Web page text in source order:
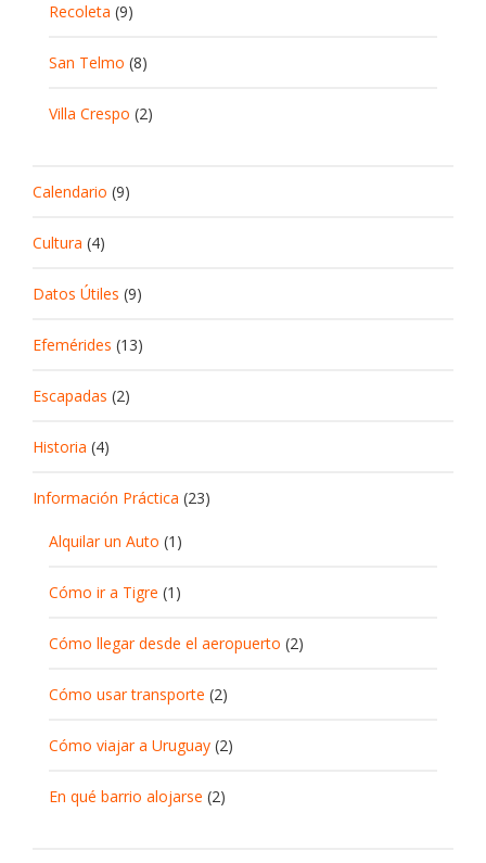
Recoleta (9)
San Telmo (8)
Villa Crespo (2)
Calendario (9)
Cultura (4)
Datos Útiles (9)
Efemérides (13)
Escapadas (2)
Historia (4)
Información Práctica (23)
Alquilar un Auto (1)
Cómo ir a Tigre (1)
Cómo llegar desde el aeropuerto (2)
Cómo usar transporte (2)
Cómo viajar a Uruguay (2)
En qué barrio alojarse (2)